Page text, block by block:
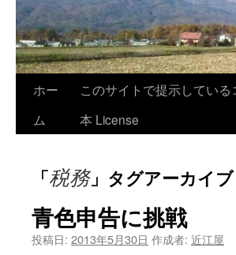
ホー
ム
このサイトで提示している
本 License
「税務」タグアーカイブ
青色申告に挑戦
投稿日: 2013年5月30日 作成者: 近江屋